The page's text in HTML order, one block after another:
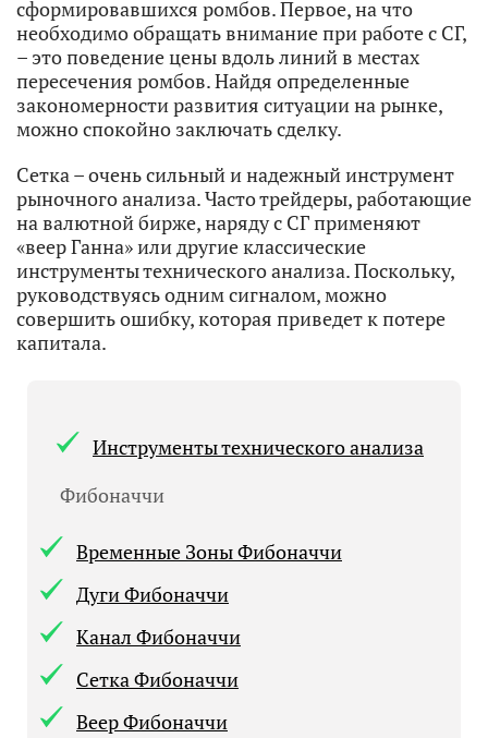
сформировавшихся ромбов. Первое, на что
необходимо обращать внимание при работе с СГ,
– это поведение цены вдоль линий в местах
пересечения ромбов. Найдя определенные
закономерности развития ситуации на рынке,
можно спокойно заключать сделку.
Сетка – очень сильный и надежный инструмент
рыночного анализа. Часто трейдеры, работающие
на валютной бирже, наряду с СГ применяют
«веер Ганна» или другие классические
инструменты технического анализа. Поскольку,
руководствуясь одним сигналом, можно
совершить ошибку, которая приведет к потере
капитала.
Инструменты технического анализа
Фибоначчи
Временные Зоны Фибоначчи
Дуги Фибоначчи
Канал Фибоначчи
Cетка Фибоначчи
Веер Фибоначчи